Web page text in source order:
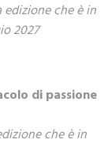
che è in
2027
di passione
che è in